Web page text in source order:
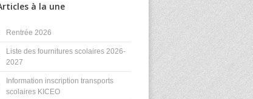
à la une
Rentrée 2026
Liste des fournitures scolaires 2026-
2027
Information inscription transports
scolaires KICEO